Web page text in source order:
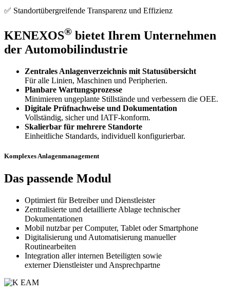
✅ Standortübergreifende Transparenz und Effizienz
KENEXOS® bietet Ihrem Unternehmen
der Automobilindustrie
Zentrales Anlagenverzeichnis mit Statusübersicht
Für alle Linien, Maschinen und Peripherien.
Planbare Wartungsprozesse
Minimieren ungeplante Stillstände und verbessern die OEE.
Digitale Prüfnachweise und Dokumentation
Vollständig, sicher und IATF-konform.
Skalierbar für mehrere Standorte
Einheitliche Standards, individuell konfigurierbar.
Komplexes Anlagenmanagement
Das passende Modul
Optimiert für Betreiber und Dienstleister
Zentralisierte und detaillierte Ablage technischer
Dokumentationen
Mobil nutzbar per Computer, Tablet oder Smartphone
Digitalisierung und Automatisierung manueller
Routinearbeiten
Integration aller internen Beteiligten sowie
externer Dienstleister und Ansprechpartne